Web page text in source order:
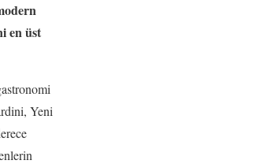
en üst
Yeni